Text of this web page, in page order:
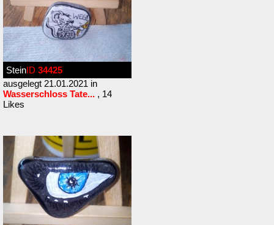
SteinID 34425
ausgelegt 21.01.2021 in
Wasserschloss Tate... , 14
Likes